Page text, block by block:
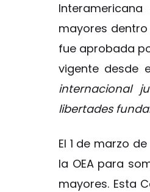
mayores dentro
fue aprobada
vigente desde
internacional
libertades
El 1 de marzo
la OEA para
mayores. Esta